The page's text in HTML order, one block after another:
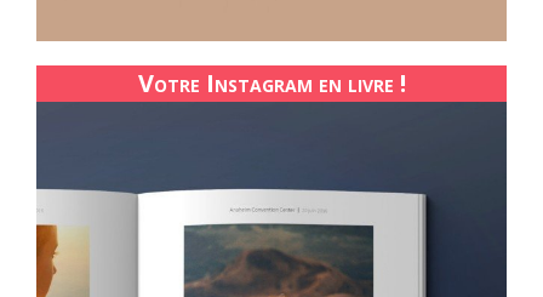
Votre Instagram en livre !